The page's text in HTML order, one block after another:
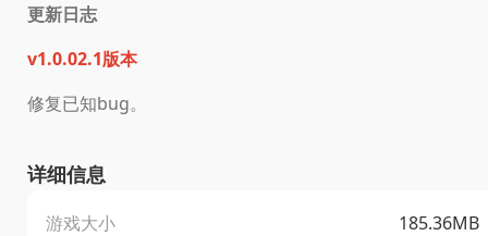
更新日志
v1.0.02.1版本
修复已知bug。
详细信息
游戏大小 185.36MB